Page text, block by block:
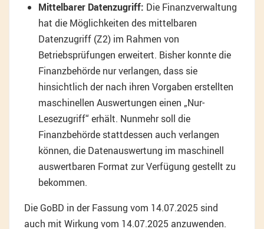
Mittelbarer Datenzugriff: Die Finanzverwaltung
hat die Möglichkeiten des mittelbaren
Datenzugriff (Z2) im Rahmen von
Betriebsprüfungen erweitert. Bisher konnte die
Finanzbehörde nur verlangen, dass sie
hinsichtlich der nach ihren Vorgaben erstellten
maschinellen Auswertungen einen „Nur-
Lesezugriff“ erhält. Nunmehr soll die
Finanzbehörde stattdessen auch verlangen
können, die Datenauswertung im maschinell
auswertbaren Format zur Verfügung gestellt zu
bekommen.
Die GoBD in der Fassung vom 14.07.2025 sind
auch mit Wirkung vom 14.07.2025 anzuwenden.